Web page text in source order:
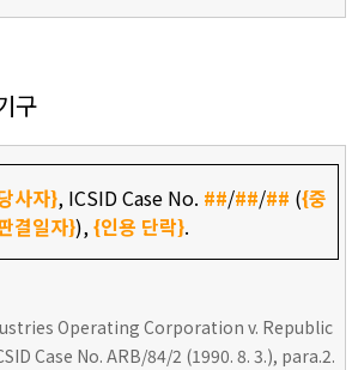
구
사자}, ICSID Case No. ##/##/## ({중
결일자}),{인용 단락}.
Operating Corporation v. Republic
Case No. ARB/84/2 (1990. 8. 3.), para.2.